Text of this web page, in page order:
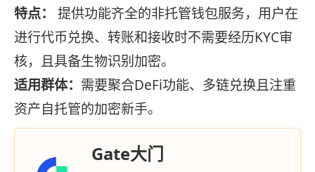
特点：
提供功能齐全的非托管钱包服务，用户在
进行代币兑换、转账和接收时不需要经历KYC审
核，且具备生物识别加密。
适用群体： 需要聚合DeFi功能、多链兑换且注重
资产自托管的加密新手。
Gate大门